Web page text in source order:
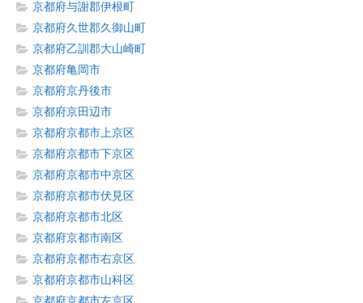
京都府与謝郡伊根町
京都府久世郡久御山町
京都府乙訓郡大山崎町
京都府亀岡市
京都府京丹後市
京都府京田辺市
京都府京都市上京区
京都府京都市下京区
京都府京都市中京区
京都府京都市伏見区
京都府京都市北区
京都府京都市南区
京都府京都市右京区
京都府京都市山科区